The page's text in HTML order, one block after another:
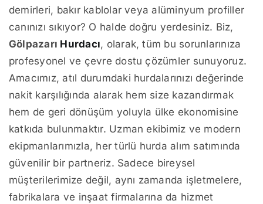
demirleri, bakır kablolar veya alüminyum profiller
canınızı sıkıyor? O halde doğru yerdesiniz. Biz,
Gölpazarı Hurdacı, olarak, tüm bu sorunlarınıza
profesyonel ve çevre dostu çözümler sunuyoruz.
Amacımız, atıl durumdaki hurdalarınızı değerinde
nakit karşılığında alarak hem size kazandırmak
hem de geri dönüşüm yoluyla ülke ekonomisine
katkıda bulunmaktır. Uzman ekibimiz ve modern
ekipmanlarımızla, her türlü hurda alım satımında
güvenilir bir partneriz. Sadece bireysel
müşterilerimize değil, aynı zamanda işletmelere,
fabrikalara ve inşaat firmalarına da hizmet